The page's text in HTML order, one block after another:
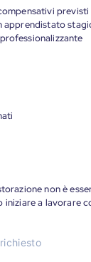
previsti
apprendistato
non è
iniziare a lavorare